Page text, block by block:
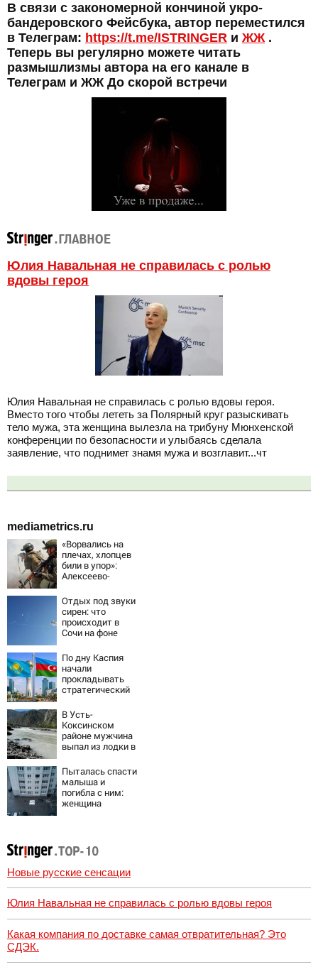
В связи с закономерной кончиной укро-
бандеровского Фейсбука, автор переместился
в Телеграм: https://t.me/ISTRINGER и ЖЖ.
Теперь вы регулярно можете читать
размышлизмы автора на его канале в
Телеграм и ЖЖ До скорой встречи
Юлия Навальная не справилась с ролью
вдовы героя
Юлия Навальная не справилась с ролью вдовы героя.
Вместо того чтобы лететь за Полярный круг разыскивать
тело мужа, эта женщина вылезла на трибуну Мюнхенской
конференции по безопасности и улыбаясь сделала
заявление, что поднимет знамя мужа и возглавит...чт
mediametrics.ru
«Ворвались на
плечах, хлопцев
били в упор»:
Алексеево-
могильником для
«птах Мадьяра»
Отдых под звуки
сирен: что
происходит в
Сочи на фоне
атак
беспилотников
По дну Каспия
начали
прокладывать
стратегический
В Усть-
Коксинском
районе мужчина
выпал из лодки в
Пыталась спасти
малыша и
погибла с ним:
женщина
06/08/2026 –
Новости
Новые русские сенсации
Юлия Навальная не справилась с ролью вдовы героя
Какая компания по доставке самая отвратительная? Это
СДЭК.